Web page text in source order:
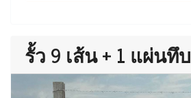
รั้ว 9 เส้น + 1 แผ่นทึบ